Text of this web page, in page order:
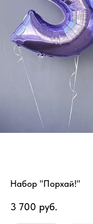
Набор "Порхай!"
3 700 руб.